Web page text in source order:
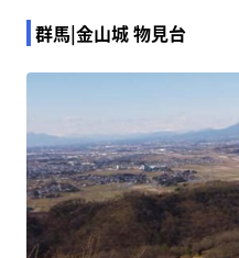
群馬|金山城 物見台